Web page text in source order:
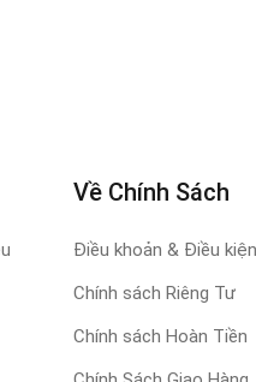
Về Chính Sách
Điều khoản & Điều kiện
Chính sách Riêng Tư
Chính sách Hoàn Tiền